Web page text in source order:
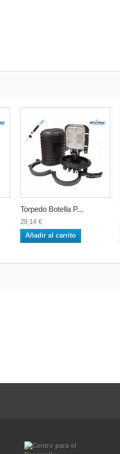
Torpedo Botella P...
29,14 €
Añadir al carrito